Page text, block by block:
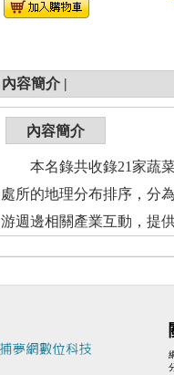
內容簡介 |
內容簡介
本名錄共收錄21家蔬菜
處所的地理分布排序，分
游週邊相關產業互動，提